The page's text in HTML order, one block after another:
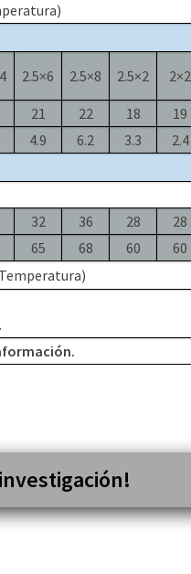
2.5×6 2.5×8 2.5×2 2×2
21 22 18
19
4.9 6.2 3.3
2.4
32 36 28
28
65 68 60
60